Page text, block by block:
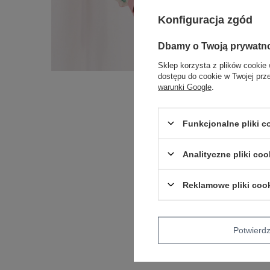
Konfiguracja zgód
Dbamy o Twoją
Sklep korzysta z plików cookie
dostępu do cookie w Twojej
warunki Google
Funkcjonalne pliki
Analityczne pliki
Reklamowe pliki